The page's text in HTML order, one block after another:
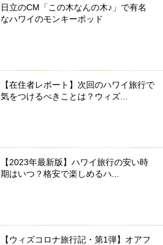
日立のCM「この木なんの木♪」で有名
なハワイのモンキーポッド
【在住者レポート】次回のハワイ旅行で
気をつけるべきことは？ウィズ...
【2023年最新版】ハワイ旅行の安い時
期はいつ？格安で楽しめるハ...
【ウィズコロナ旅行記・第1弾】オアフ